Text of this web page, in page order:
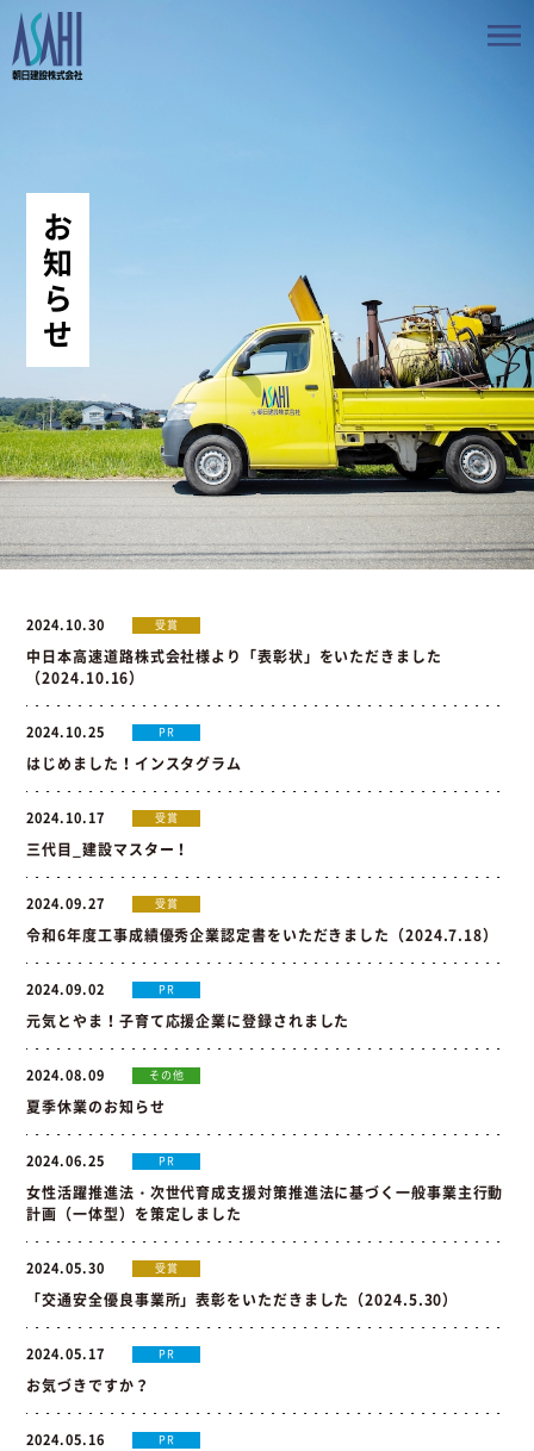
事業案内
会社情報
お知らせ
BLOG
お問い合わせ
お
知
ら
せ
2024.10.30 受賞
中日本高速道路株式会社様より「表彰状」をいただきました
（2024.10.16）
2024.10.25 PR
はじめました！インスタグラム
2024.10.17 受賞
三代目_建設マスター！
2024.09.27 受賞
令和6年度工事成績優秀企業認定書をいただきました（2024.7.18）
2024.09.02 PR
元気とやま！子育て応援企業に登録されました
2024.08.09 その他
夏季休業のお知らせ
2024.06.25 PR
女性活躍推進法・次世代育成支援対策推進法に基づく一般事業主行動
計画（一体型）を策定しました
2024.05.30 受賞
「交通安全優良事業所」表彰をいただきました（2024.5.30）
2024.05.17 PR
お気づきですか？
2024.05.16 PR